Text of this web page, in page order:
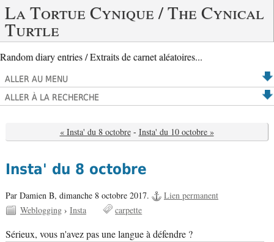
La Tortue Cynique / The Cynical
Turtle
Random diary entries / Extraits de carnet aléatoires...
ALLER AU MENU
ALLER À LA RECHERCHE
« Insta' du 8 octobre - Insta' du 10 octobre »
Insta' du 8 octobre
Par Damien B, dimanche 8 octobre 2017.
Lien permanent
Weblogging› Insta carpette
Sérieux, vous n'avez pas une langue à défendre ?